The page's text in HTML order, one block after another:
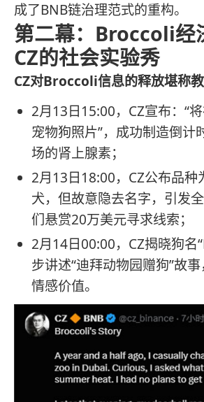
成了BNB链治理范式的重构。
第二幕：Broccoli
CZ的社会实验秀
CZ对Broccoli信息的释放堪称教
2月13日15:00，CZ宣布：“
宠物狗照片”，成功制造倒计
场的肾上腺素；
2月13日18:00，CZ公布品种
犬，但故意隐去名字，引发
们悬赏20万美元寻求线索；
2月14日00:00，CZ揭晓狗名
步讲述“迪拜动物园赠狗”故
情感价值。